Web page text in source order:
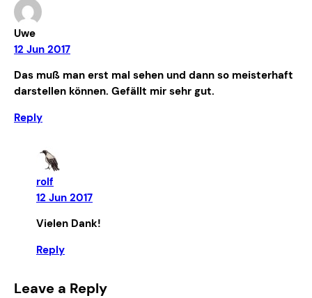
Uwe
12 Jun 2017
Das muß man erst mal sehen und dann so meisterhaft
darstellen können. Gefällt mir sehr gut.
Reply
rolf
12 Jun 2017
Vielen Dank!
Reply
Leave a Reply